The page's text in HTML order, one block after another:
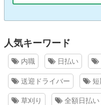
人気キーワード
内職 日払い
送迎ドライバー 短
草刈り 全額日払い